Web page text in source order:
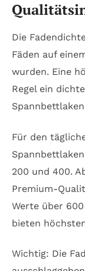
Die
Fäden auf
wurden. Eine
Regel ein
Für den
200 und 400.
Premium-
Werte über
bieten
Wichtig: Die